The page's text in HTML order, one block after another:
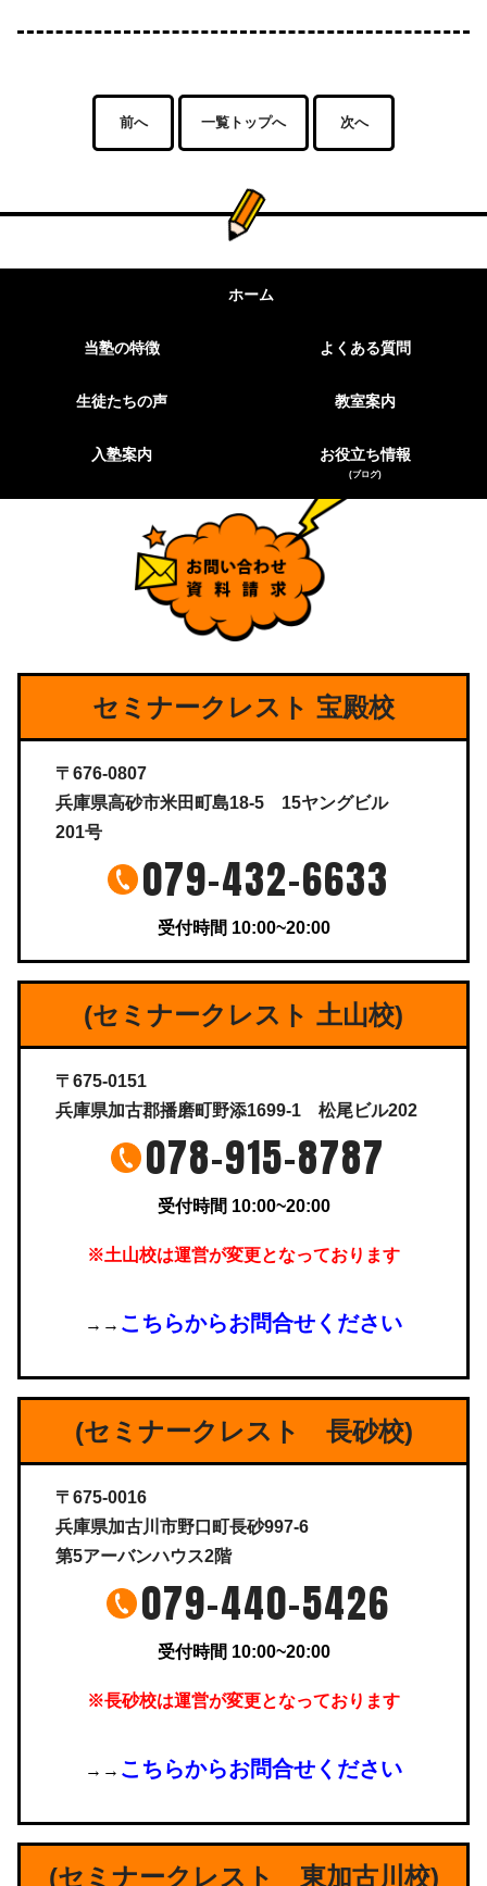
前へ 一覧トップへ 次へ
ホーム
当塾の特徴 よくある質問
生徒たちの声 教室案内
入塾案内 お役立ち情報
(ブログ)
セミナークレスト 宝殿校
〒676-0807
兵庫県高砂市米田町島18-5 15ヤングビル
201号
079-432-6633
受付時間 10:00~20:00
(セミナークレスト 土山校)
〒675-0151
兵庫県加古郡播磨町野添1699-1 松尾ビル202
078-915-8787
受付時間 10:00~20:00
※土山校は運営が変更となっております
→→ こちらからお問合せください
(セミナークレスト 長砂校)
〒675-0016
兵庫県加古川市野口町長砂997-6
第5アーバンハウス2階
079-440-5426
受付時間 10:00~20:00
※長砂校は運営が変更となっております
→→ こちらからお問合せください
(セミナークレスト 東加古川校)